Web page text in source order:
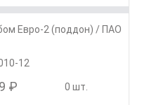
Евро-2 (поддон) / ПАО
12
₽ 0 шт.